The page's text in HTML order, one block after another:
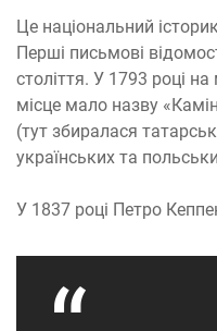
Це національний
Перші письмові
століття. У 1793 році
місце мало назву
(тут збиралася
українських та
У 1837 році Петро